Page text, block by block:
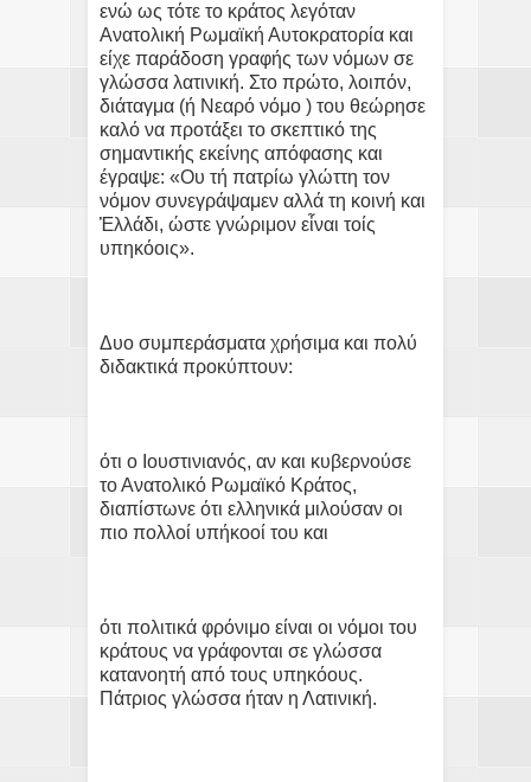
ενώ ως τότε το κράτος λεγόταν
Ανατολική Ρωμαϊκή Αυτοκρατορία και
είχε παράδοση γραφής των νόμων σε
γλώσσα λατινική. Στο πρώτο, λοιπόν,
διάταγμα (ή Νεαρό νόμο ) του θεώρησε
καλό να προτάξει το σκεπτικό της
σημαντικής εκείνης απόφασης και
έγραψε: «Ου τή πατρίω γλώττη τον
νόμον συνεγράψαμεν αλλά τη κοινή και
Ἑλλάδι, ώστε γνώριμον εἶναι τοίς
υπηκόοις».
Δυο συμπεράσματα χρήσιμα και πολύ
διδακτικά προκύπτουν:
ότι ο Ιουστινιανός, αν και κυβερνούσε
το Ανατολικό Ρωμαϊκό Κράτος,
διαπίστωνε ότι ελληνικά μιλούσαν οι
πιο πολλοί υπήκοοί του και
ότι πολιτικά φρόνιμο είναι οι νόμοι του
κράτους να γράφονται σε γλώσσα
κατανοητή από τους υπηκόους.
Πάτριος γλώσσα ήταν η Λατινική.